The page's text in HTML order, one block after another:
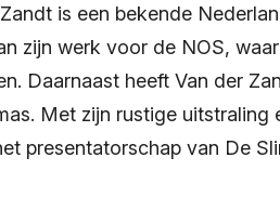
is een bekende
zijn werk voor de NOS,
Daarnaast heeft Van der
Met zijn rustige
presentatorschap van De